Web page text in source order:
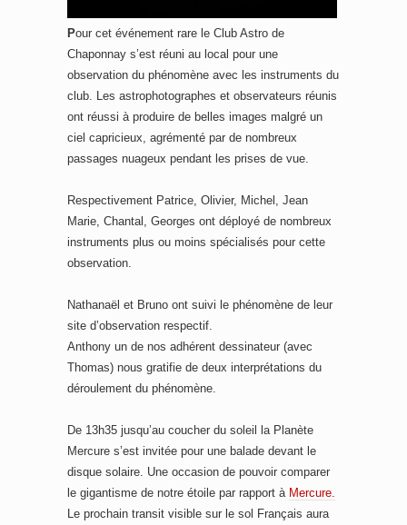
Pour cet événement rare le Club Astro de
Chaponnay s’est réuni au local pour une
observation du phénomène avec les instruments du
club. Les astrophotographes et observateurs réunis
ont réussi à produire de belles images malgré un
ciel capricieux, agrémenté par de nombreux
passages nuageux pendant les prises de vue.
Respectivement Patrice, Olivier, Michel, Jean
Marie, Chantal, Georges ont déployé de nombreux
instruments plus ou moins spécialisés pour cette
observation.
Nathanaël et Bruno ont suivi le phénomène de leur
site d’observation respectif.
Anthony un de nos adhérent dessinateur (avec
Thomas) nous gratifie de deux interprétations du
déroulement du phénomène.
De 13h35 jusqu’au coucher du soleil la Planète
Mercure s’est invitée pour une balade devant le
disque solaire. Une occasion de pouvoir comparer
le gigantisme de notre étoile par rapport à Mercure.
Le prochain transit visible sur le sol Français aura